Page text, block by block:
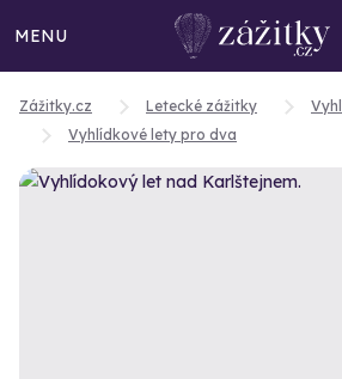
MENU
Zážitky.cz Letecké zážitky
Vyhlídkové lety pro dva